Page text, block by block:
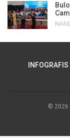
INFOGRAFIS
© 2026